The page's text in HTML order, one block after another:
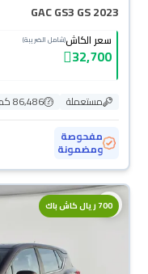
GAC GS3 GS 2023
سعر الكاش(شامل الضريبة)
32,700
مستعملة
86,486 كم
مفحوصة
ومضمونة
700 ريال كاش باك